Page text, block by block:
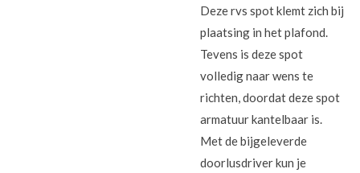
Deze rvs spot klemt zich bij
plaatsing in het plafond.
Tevens is deze spot
volledig naar wens te
richten, doordat deze spot
armatuur kantelbaar is.
Met de bijgeleverde
doorlusdriver kun je